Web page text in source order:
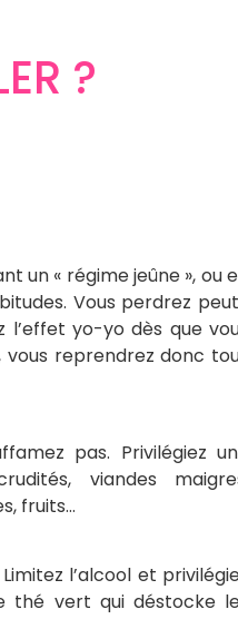
?
un « régime jeûne », ou
Vous perdrez
l’effet yo-yo dès que
reprendrez donc
pas. Privilégiez
viandes
fruits…
l’alcool et
thé vert qui déstocke